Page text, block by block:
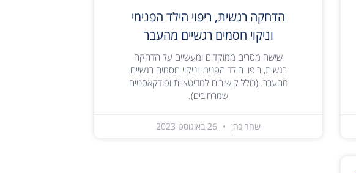
הדחקה רגשית, ריפוי הילד הפנימי
וניקוי חסמים רגשיים מהעבר
שישה מסרים ממוקדים ומעשיים על הדחקה
רגשית, ריפוי הילד הפנימי וניקוי חסמים רגשיים
מהעבר. (כולל קישורים למדיטציות ופודקאסטים
שמרחיבים).
שחר כהן